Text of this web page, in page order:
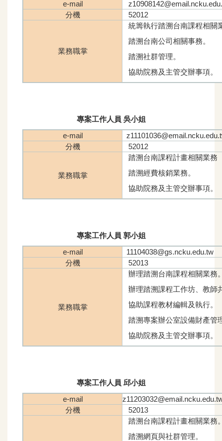
e-mail
分機
52012
業務職掌
統籌執行踏溯台南課程相關
踏溯台南公司相關事務。
踏溯社群管理。
協助院務及主管交辦事項。
專案工作人員 吳小姐
e-mail
分機
52012
業務職掌
踏溯台南課程計畫相關業務
踏溯經費核銷業務。
協助院務及主管交辦事項。
專案工作人員 郭小姐
e-mail
11104038@gs.ncku.edu.tw
分機
52013
業務職掌
辦理踏溯台南課程相關業務
辦理踏溯課程工作坊、教師
協助課程教材編輯及執行。
踏溯專案辦公室設備財產管
協助院務及主管交辦事項。
專案工作人員 邱小姐
e-mail
分機
52013
踏溯台南課程計畫相關業務
踏溯網頁與社群管理。